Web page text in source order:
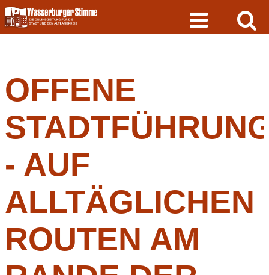
Skip
to
content
OFFENE
- AUF
ALLTÄGLICHEN
ROUTEN AM